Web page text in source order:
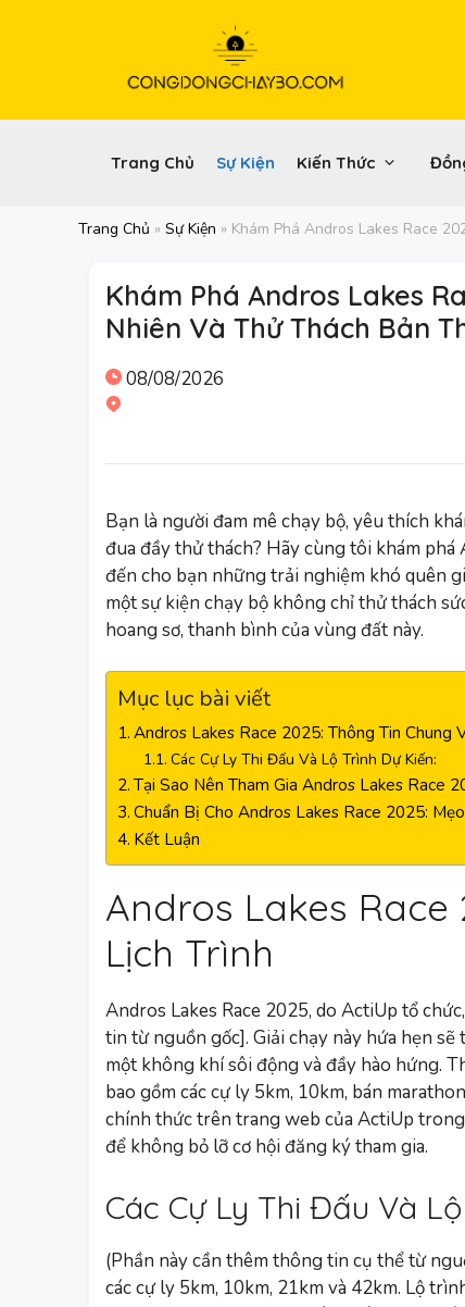
Trang Chủ Sự Kiện Kiến Thức
Trang Chủ » Sự Kiện » Khám Phá Andros Lakes Race
Khám Phá Andros Lakes
Nhiên Và Thử Thách Bản
08/08/2026
Bạn là người đam mê chạy bộ, yêu thích
đua đầy thử thách? Hãy cùng tôi khám phá
đến cho bạn những trải nghiệm khó quên
một sự kiện chạy bộ không chỉ thử thách
hoang sơ, thanh bình của vùng đất này.
Mục lục bài viết
Andros Lakes Race 2025: Thông Tin Chung
Các Cự Ly Thi Đấu Và Lộ Trình Dự Kiến:
Tại Sao Nên Tham Gia Andros Lakes Race
Chuẩn Bị Cho Andros Lakes Race 2025:
Kết Luận
Andros Lakes Race
Lịch Trình
Andros Lakes Race 2025, do ActiUp tổ
tin từ nguồn gốc]. Giải chạy này hứa hẹn
một không khí sôi động và đầy hào hứng.
bao gồm các cự ly 5km, 10km, bán
chính thức trên trang web của ActiUp
để không bỏ lỡ cơ hội đăng ký tham gia.
Các Cự Ly Thi Đấu Và
(Phần này cần thêm thông tin cụ thể từ
các cự ly 5km, 10km, 21km và 42km. Lộ